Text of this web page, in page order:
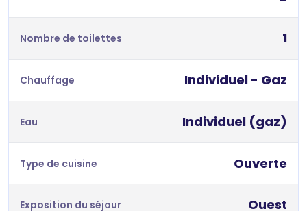
Nombre de toilettes 1
Chauffage Individuel - Gaz
Eau Individuel (gaz)
Type de cuisine Ouverte
Exposition du séjour Ouest